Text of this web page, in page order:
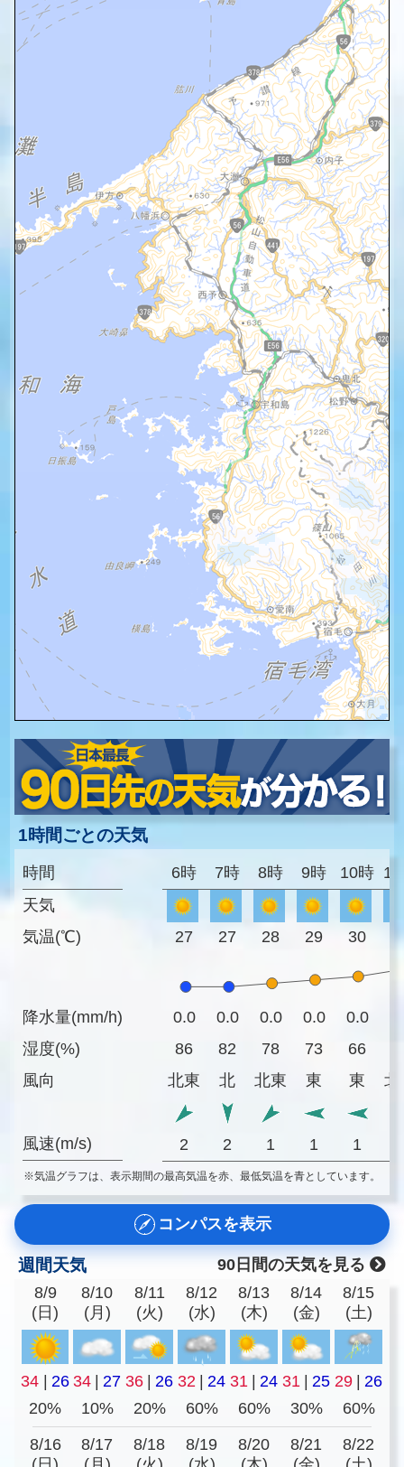
1時間ごとの天気
時間
天気
気温(℃)
降水量(mm/h)
湿度(%)
風向
風速(m/s)
6時 7時 8時 9時 10時
27 27 28 29 30
0.0 0.0 0.0 0.0 0.0
86
82 78 73 66
北東
北 北東 東 東 北
2 2 1 1 1
※気温グラフは、表示期間の最高気温を赤、最低気温を青としています。
コンパスを表示
週間天気
90日間の天気を見る
8/9
(日)
8/10
(月)
8/11
(火)
8/12
(水)
8/13
(木)
8/14
(金)
8/15
(土)
34 26 34 27 36 26 32 24 31 24 31 25 29
26
20%
10% 20% 60% 60% 30% 60%
8/16
8/17
8/18
8/19
8/20
8/21
8/22